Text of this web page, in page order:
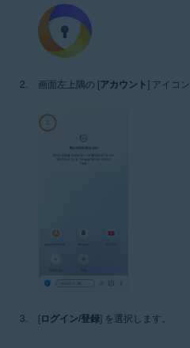
画面左上隅の [アカウント] アイコン
[ログイン/登録] を選択します。